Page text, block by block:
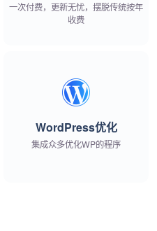
一次付费，更新无忧，摆脱传统按年
收费
WordPress优化
集成众多优化WP的程序